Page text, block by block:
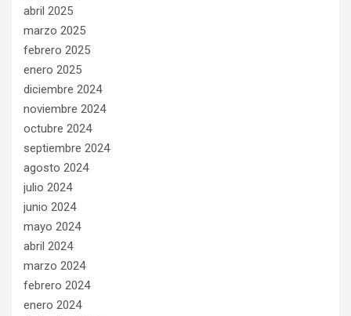
abril 2025
marzo 2025
febrero 2025
enero 2025
diciembre 2024
noviembre 2024
octubre 2024
septiembre 2024
agosto 2024
julio 2024
junio 2024
mayo 2024
abril 2024
marzo 2024
febrero 2024
enero 2024